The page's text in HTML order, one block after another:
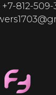
+7-812-509-